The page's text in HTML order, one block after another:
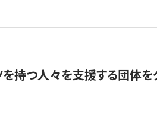
持つ人々を支援する団体を